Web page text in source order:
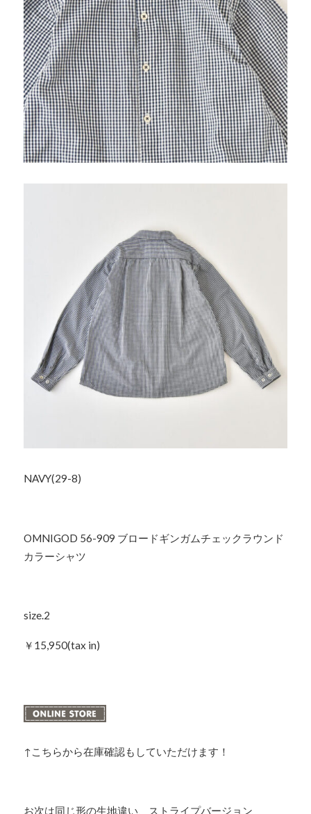
NAVY(29-8)
OMNIGOD 56-909 ブロードギンガムチェックラウンド
カラーシャツ
size.2
￥15,950(tax in)
↑こちらから在庫確認もしていただけます！
お次は同じ形の生地違い、ストライプバージョン